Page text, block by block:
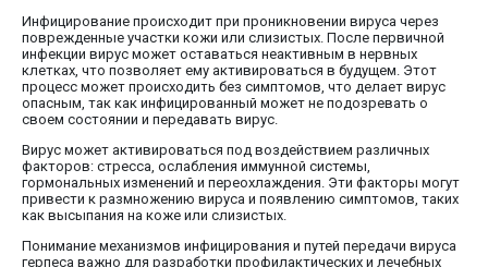
Инфицирование происходит при проникновении вируса через
поврежденные участки кожи или слизистых. После первичной
инфекции вирус может оставаться неактивным в нервных
клетках, что позволяет ему активироваться в будущем. Этот
процесс может происходить без симптомов, что делает вирус
опасным, так как инфицированный может не подозревать о
своем состоянии и передавать вирус.
Вирус может активироваться под воздействием различных
факторов: стресса, ослабления иммунной системы,
гормональных изменений и переохлаждения. Эти факторы могут
привести к размножению вируса и появлению симптомов, таких
как высыпания на коже или слизистых.
Понимание механизмов инфицирования и путей передачи вируса
герпеса важно для разработки профилактических и лечебных